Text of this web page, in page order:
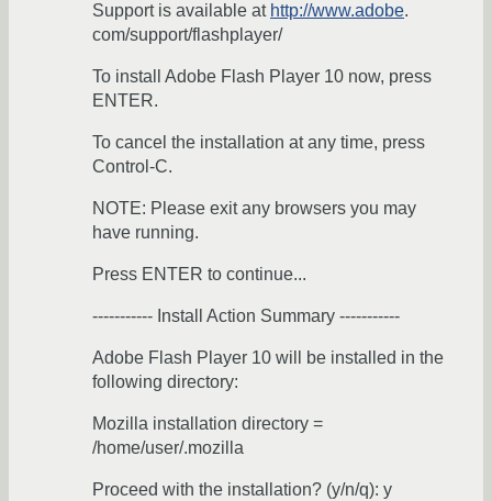
Support is available at http://www.adobe.
com/support/flashplayer/
To install Adobe Flash Player 10 now, press
ENTER.
To cancel the installation at any time, press
Control-C.
NOTE: Please exit any browsers you may
have running.
Press ENTER to continue...
----------- Install Action Summary -----------
Adobe Flash Player 10 will be installed in the
following directory:
Mozilla installation directory =
/home/user/.mozilla
Proceed with the installation? (y/n/q): y